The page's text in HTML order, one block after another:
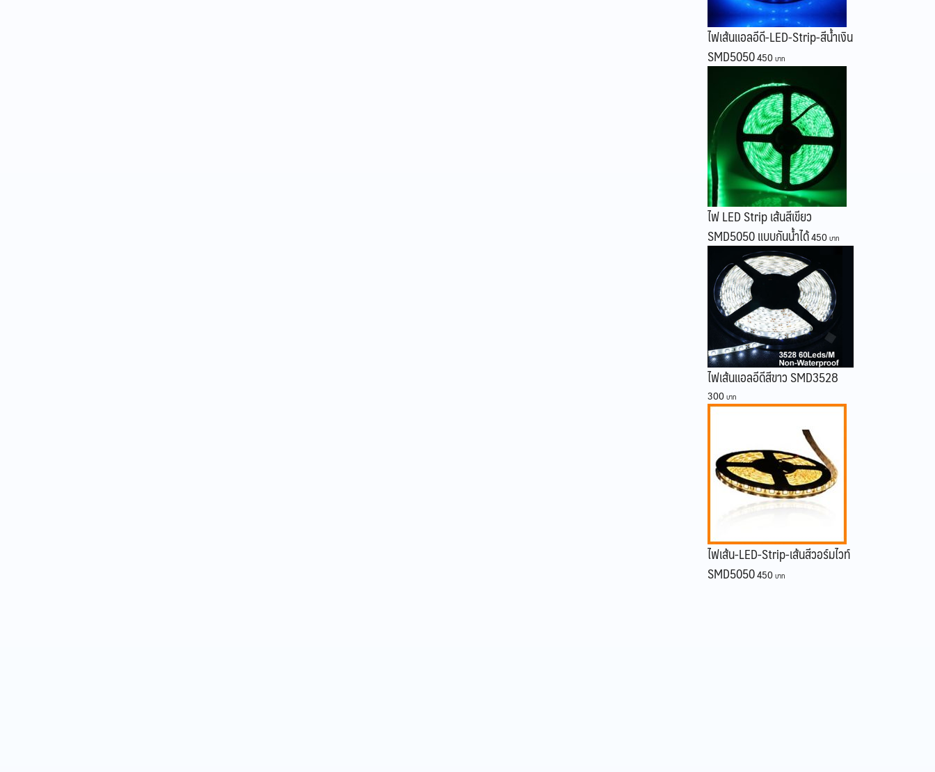
ไฟเส้นแอลอีดี-LED-Strip-สีน้ำเงิน
SMD5050450
ไฟ LED Strip เส้นสีเขียว
SMD5050 แบบกันน้ำได้450
ไฟเส้นแอลอีดีสีขาว SMD3528
300
ไฟเส้น-LED-Strip-เส้นสีวอร์มไวท์
SMD5050450